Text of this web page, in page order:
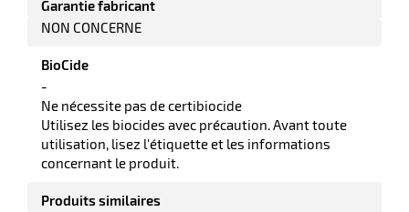
Garantie fabricant
NON CONCERNE
BioCide
-
Ne nécessite pas de certibiocide
Utilisez les biocides avec précaution. Avant toute
utilisation, lisez l'étiquette et les informations
concernant le produit.
Produits similaires